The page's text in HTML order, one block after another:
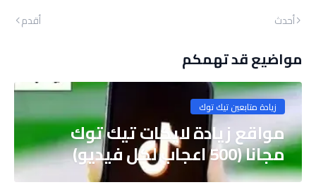
أحدث
أقدم
مواضيع قد تهمكم
زيادة متابعين تيك توك
مواقع زيادة لايكات تيك توك
مجانا (500 اعجاب لكل فيديو)